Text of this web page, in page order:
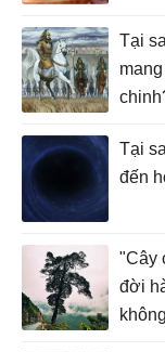
Tại
Tại
đến
"Cây
đời